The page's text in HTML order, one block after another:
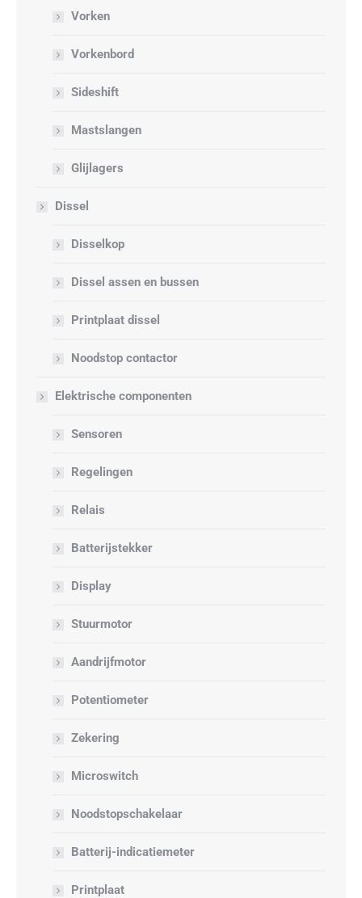
Vorken
Vorkenbord
Sideshift
Mastslangen
Glijlagers
Dissel
Disselkop
Dissel assen en bussen
Printplaat dissel
Noodstop contactor
Elektrische componenten
Sensoren
Regelingen
Relais
Batterijstekker
Display
Stuurmotor
Aandrijfmotor
Potentiometer
Zekering
Microswitch
Noodstopschakelaar
Batterij-indicatiemeter
Printplaat